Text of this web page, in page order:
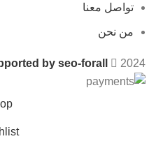
تواصل معنا
من نحن
by seo-forall 2024